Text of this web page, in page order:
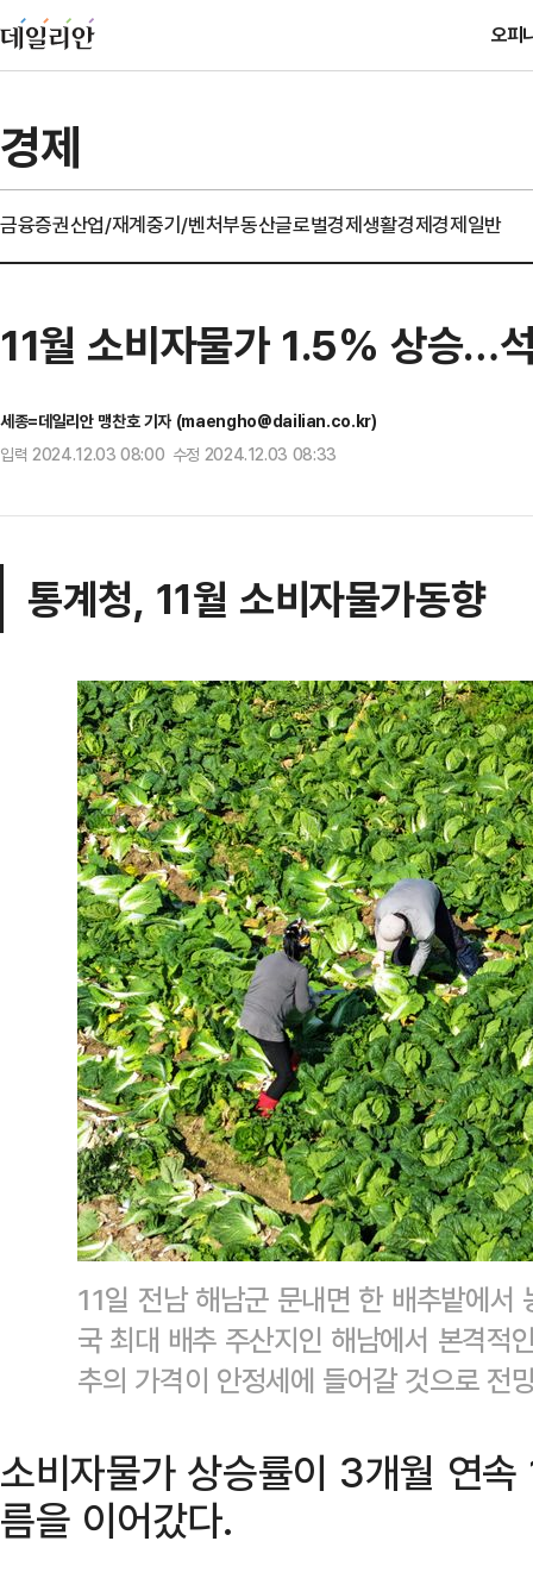
오피
경제
금융증권산업/재계중기/벤처부동산글로벌경제생활경제경제일반
11월 소비자물가 1.5% 상승…
세종=데일리안 맹찬호 기자 (maengho@dailian.co.kr)
입력 2024.12.03 08:00 수정 2024.12.03 08:33
통계청, 11월 소비자물가동향
11일 전남 해남군 문내면 한 배추밭에서
국 최대 배추 주산지인 해남에서 본격적
추의 가격이 안정세에 들어갈 것으로
소비자물가 상승률이 3개월 연
름을 이어갔다.